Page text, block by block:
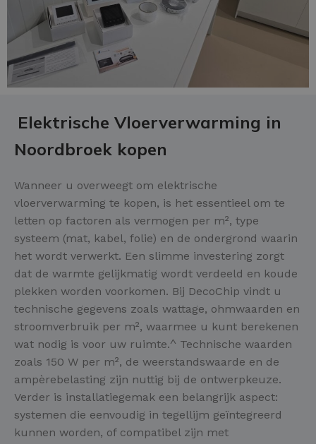
Elektrische Vloerverwarming in
Noordbroek kopen
Wanneer u overweegt om elektrische
vloerverwarming te kopen, is het essentieel om te
letten op factoren als vermogen per m², type
systeem (mat, kabel, folie) en de ondergrond waarin
het wordt verwerkt. Een slimme investering zorgt
dat de warmte gelijkmatig wordt verdeeld en koude
plekken worden voorkomen. Bij DecoChip vindt u
technische gegevens zoals wattage, ohmwaarden en
stroomverbruik per m², waarmee u kunt berekenen
wat nodig is voor uw ruimte.^ Technische waarden
zoals 150 W per m², de weerstandswaarde en de
ampèrebelasting zijn nuttig bij de ontwerpkeuze.
Verder is installatiegemak een belangrijk aspect:
systemen die eenvoudig in tegellijm geïntegreerd
kunnen worden, of compatibel zijn met